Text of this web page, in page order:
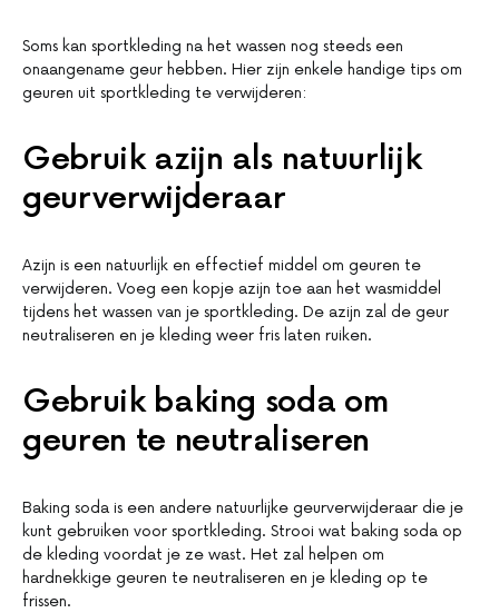
Soms kan sportkleding na het wassen nog steeds een
onaangename geur hebben. Hier zijn enkele handige tips om
geuren uit sportkleding te verwijderen:
Gebruik azijn als natuurlijk
geurverwijderaar
Azijn is een natuurlijk en effectief middel om geuren te
verwijderen. Voeg een kopje azijn toe aan het wasmiddel
tijdens het wassen van je sportkleding. De azijn zal de geur
neutraliseren en je kleding weer fris laten ruiken.
Gebruik baking soda om
geuren te neutraliseren
Baking soda is een andere natuurlijke geurverwijderaar die je
kunt gebruiken voor sportkleding. Strooi wat baking soda op
de kleding voordat je ze wast. Het zal helpen om
hardnekkige geuren te neutraliseren en je kleding op te
frissen.